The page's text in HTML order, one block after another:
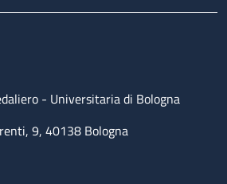
- Universitaria di Bologna
9, 40138 Bologna